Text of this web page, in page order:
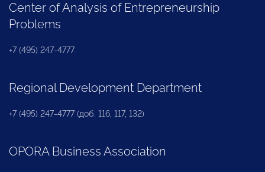
Center of Analysis of Entrepreneurship
Problems
+7 (495) 247-4777
Regional Development Department
+7 (495) 247-4777 (доб. 116, 117, 132)
OPORA Business Association